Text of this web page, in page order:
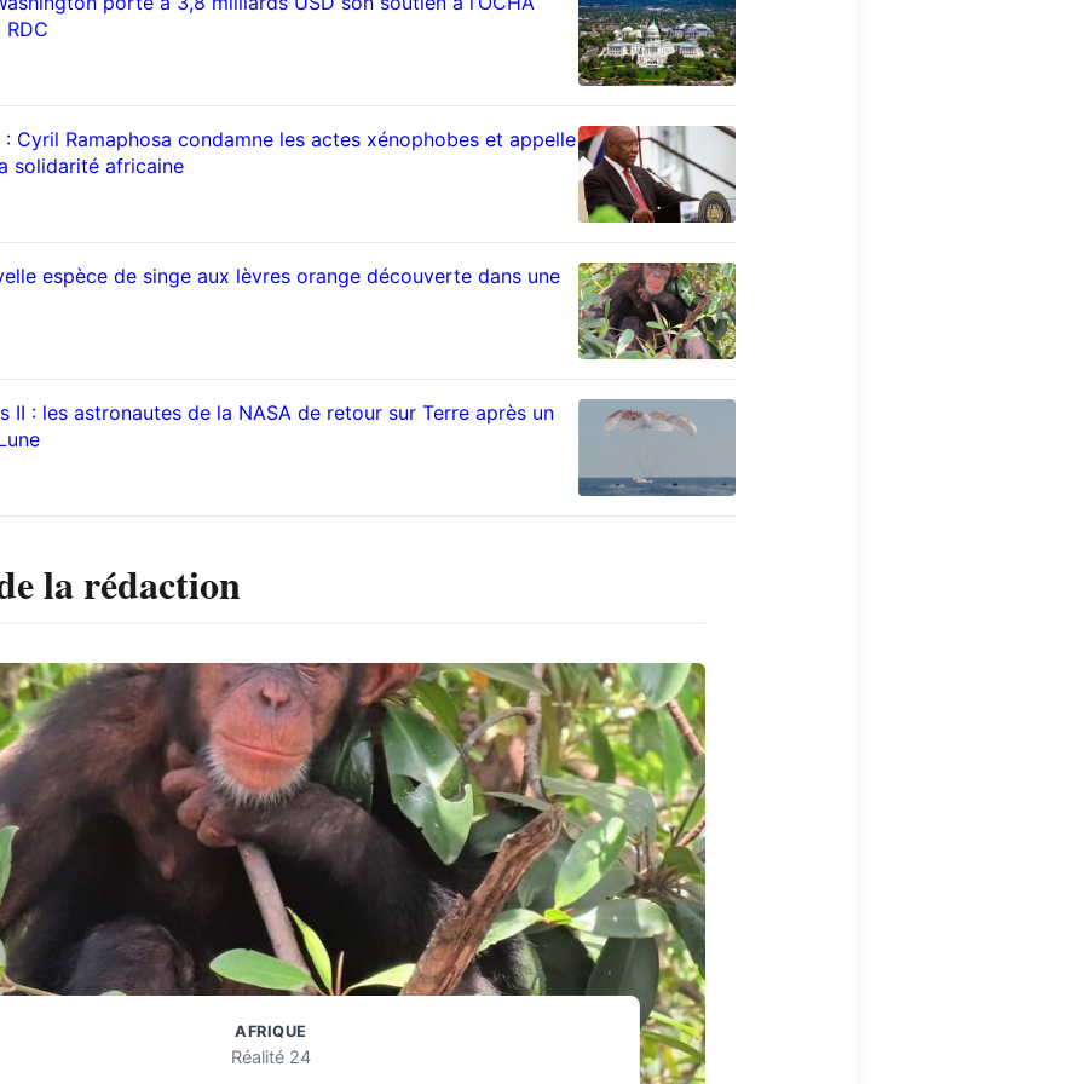
Cyril Ramaphosa condamne les actes xénophobes et appelle
solidarité africaine
espèce de singe aux lèvres orange découverte dans une
II : les astronautes de la NASA de retour sur Terre après un
la rédaction
AFRIQUE
Réalité 24